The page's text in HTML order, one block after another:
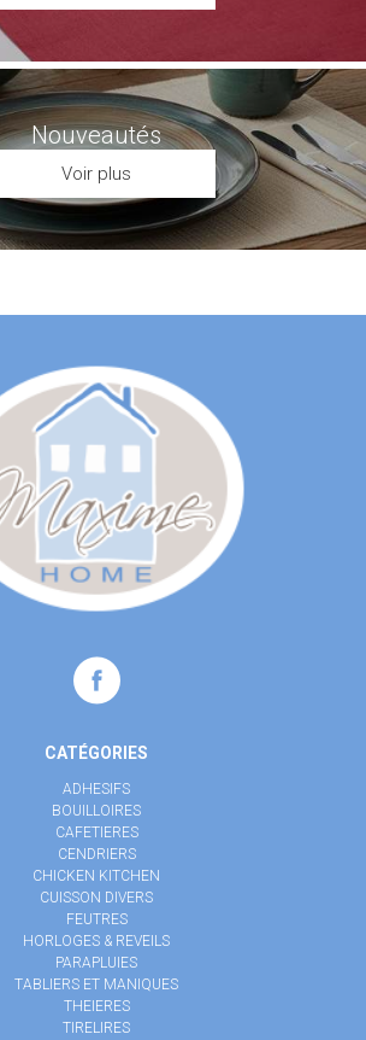
Nouveautés
Voir plus
CATÉGORIES
ADHESIFS
BOUILLOIRES
CAFETIERES
CENDRIERS
CHICKEN KITCHEN
CUISSON DIVERS
FEUTRES
HORLOGES & REVEILS
PARAPLUIES
TABLIERS ET MANIQUES
THEIERES
TIRELIRES